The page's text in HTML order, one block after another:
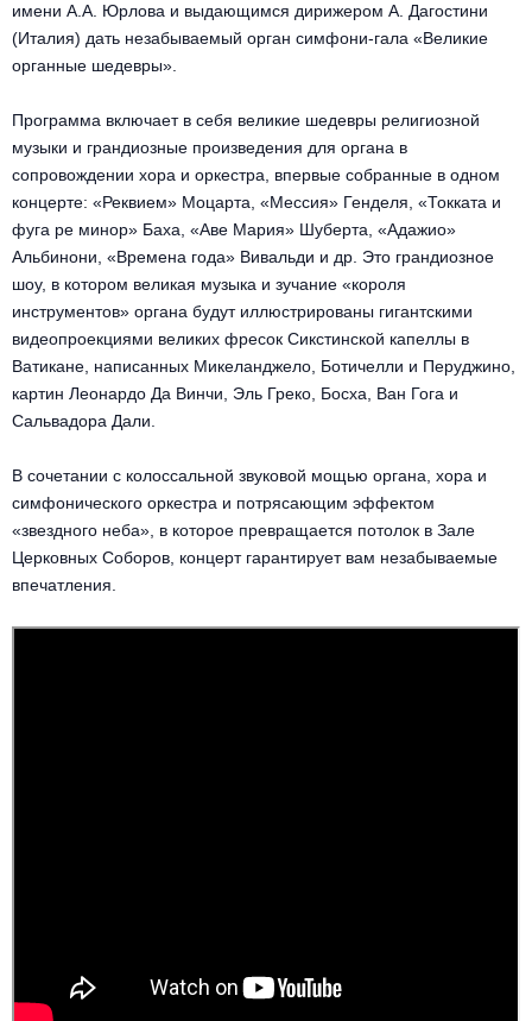
имени А.А. Юрлова и выдающимся дирижером А. Дагостини
(Италия) дать незабываемый орган симфони-гала «Великие
органные шедевры».
Программа включает в себя великие шедевры религиозной
музыки и грандиозные произведения для органа в
сопровождении хора и оркестра, впервые собранные в одном
концерте: «Реквием» Моцарта, «Мессия» Генделя, «Токката и
фуга ре минор» Баха, «Аве Мария» Шуберта, «Адажио»
Альбинони, «Времена года» Вивальди и др. Это грандиозное
шоу, в котором великая музыка и зучание «короля
инструментов» органа будут иллюстрированы гигантскими
видеопроекциями великих фресок Сикстинской капеллы в
Ватикане, написанных Микеланджело, Ботичелли и Перуджино,
картин Леонардо Да Винчи, Эль Греко, Босха, Ван Гога и
Сальвадора Дали.
В сочетании с колоссальной звуковой мощью органа, хора и
симфонического оркестра и потрясающим эффектом
«звездного неба», в которое превращается потолок в Зале
Церковных Соборов, концерт гарантирует вам незабываемые
впечатления.